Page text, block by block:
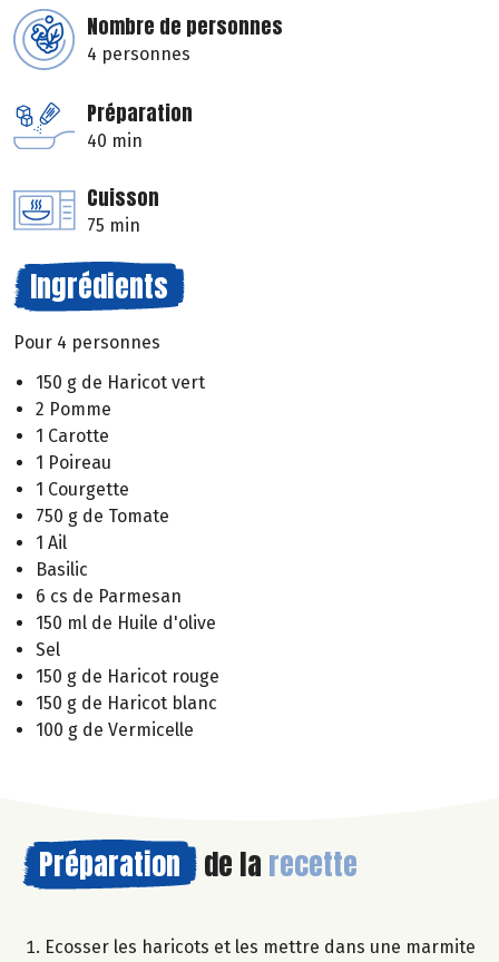
Nombre de personnes
4 personnes
Préparation
40 min
Cuisson
75 min
Ingrédients
Pour 4 personnes
150 g de Haricot vert
2 Pomme
1 Carotte
1 Poireau
1 Courgette
750 g de Tomate
1 Ail
Basilic
6 cs de Parmesan
150 ml de Huile d'olive
Sel
150 g de Haricot rouge
150 g de Haricot blanc
100 g de Vermicelle
Préparation de la recette
Ecosser les haricots et les mettre dans une marmite